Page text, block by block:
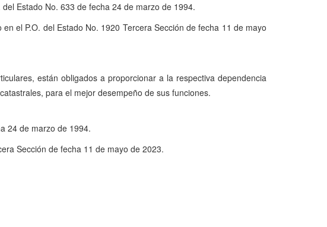
Estado No. 633 de fecha 24 de marzo de 1994.
el P.O. del Estado No. 1920 Tercera Sección de fecha 11 de mayo
están obligados a proporcionar a la respectiva dependencia
para el mejor desempeño de sus funciones.
24 de marzo de 1994.
Sección de fecha 11 de mayo de 2023.